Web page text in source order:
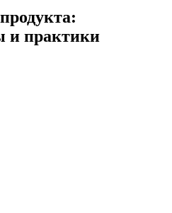
и практики